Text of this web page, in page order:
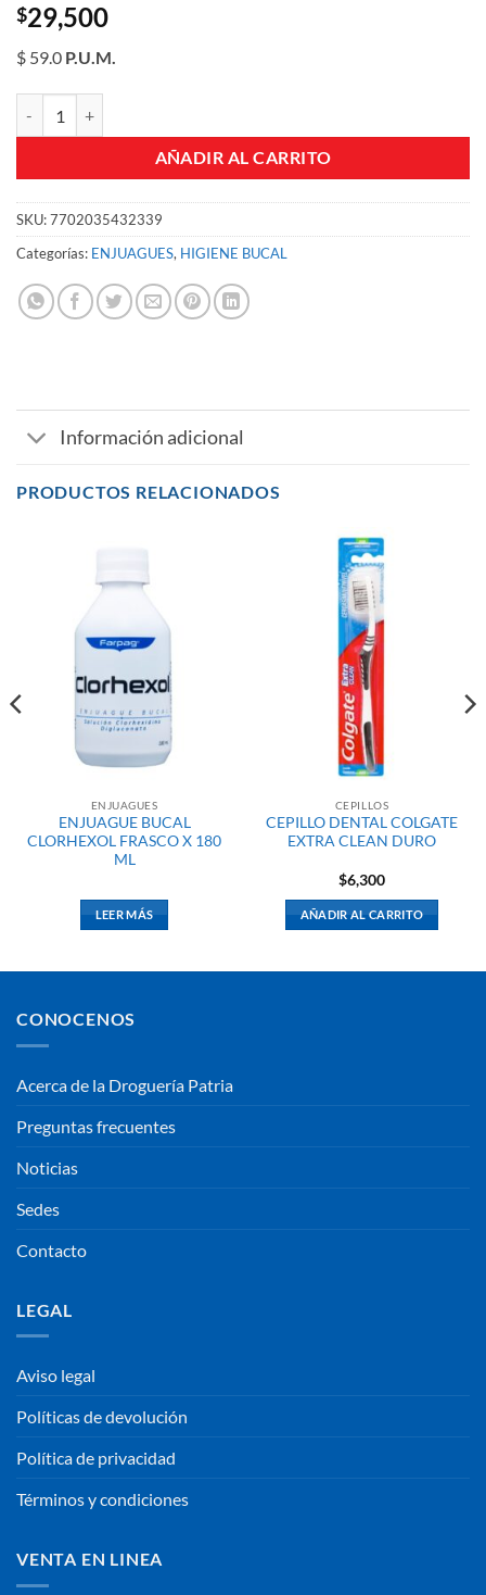
$29,500
$ 59.0 P.U.M.
AÑADIR AL CARRITO
SKU:7702035432339
Categorías: ENJUAGUES, HIGIENE BUCAL
Información adicional
PRODUCTOS RELACIONADOS
ENJUAGUES
ENJUAGUE BUCAL
CLORHEXOL FRASCO X 180
ML
LEER MÁS
CEPILLOS
CEPILLO DENTAL COLGATE
EXTRA CLEAN DURO
$6,300
AÑADIR AL CARRITO
CONOCENOS
Acerca de la Droguería Patria
Preguntas frecuentes
Noticias
Sedes
Contacto
LEGAL
Aviso legal
Políticas de devolución
Política de privacidad
Términos y condiciones
VENTA EN LINEA